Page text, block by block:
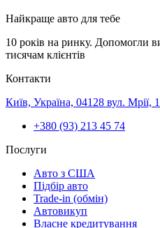
Найкраще авто для тебе
10 років на ринку. Допомогли
тисячам клієнтів
Контакти
Київ, Україна, 04128 вул. Мрії,
+380 (93) 213 45 74
Послуги
Авто з США
Підбір авто
Trade-in (обмін)
Автовикуп
Власне кредитування